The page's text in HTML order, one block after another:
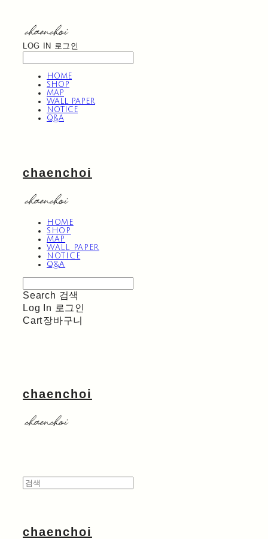
LOG IN 로그인
HOME
SHOP
MAP
WALL PAPER
NOTICE
Q&A
chaenchoi
HOME
SHOP
MAP
WALL PAPER
NOTICE
Q&A
Search 검색
Log In 로그인
Cart장바구니
chaenchoi
chaenchoi